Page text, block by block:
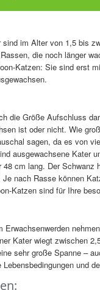
sind im Alter von 1,5 bis
die noch länger
Katzen: Sie sind erst
die Größe Aufschluss
ist oder nicht. Wie
sagen, da es von
ausgewachsene Kater
48 cm lang. Der Schwanz
nach Rasse können
Katzen sind für Ihre
Erwachsenwerden
Kater wiegt zwischen
sehr große Spanne –
und